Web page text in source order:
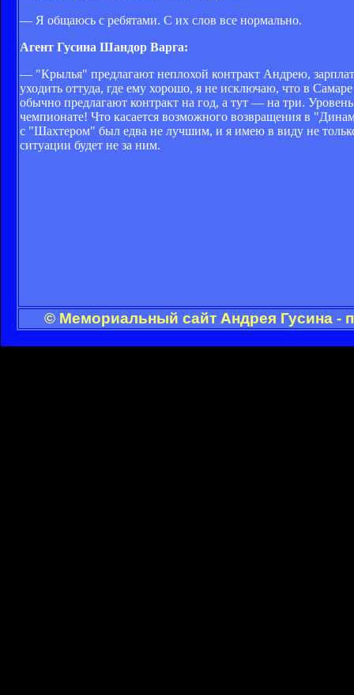
— Я общаюсь с ребятами. С их слов все нормально.
Агент Гусина Шандор Варга:
— "Крылья" предлагают неплохой контракт Андрею,
уходить оттуда, где ему хорошо, я не исключаю, что в
обычно предлагают контракт на год, а тут — на три.
чемпионате! Что касается возможного возвращения в
с "Шахтером" был едва не лучшим, и я имею в виду не
ситуации будет не за ним.
© Мемориальный сайт Андрея Гусина -